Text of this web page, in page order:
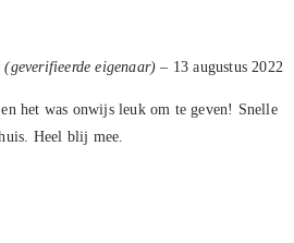
(geverifieerde eigenaar) – 13 augustus 2022
het was onwijs leuk om te geven! Snelle
Heel blij mee.